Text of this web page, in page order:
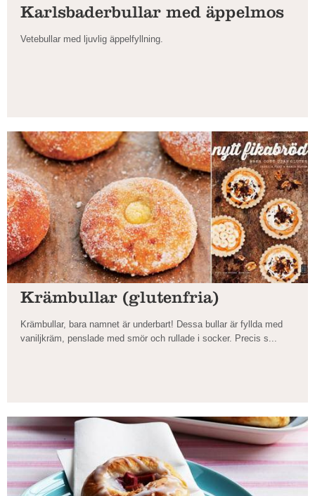
Karlsbaderbullar med äppelmos
Vetebullar med ljuvlig äppelfyllning.
Krämbullar (glutenfria)
Krämbullar, bara namnet är underbart! Dessa bullar är fyllda med
vaniljkräm, penslade med smör och rullade i socker. Precis s...